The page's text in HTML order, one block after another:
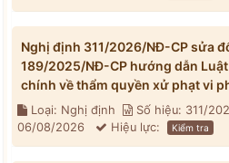
Nghị định 311/2026/NĐ-CP sửa
189/2025/NĐ-CP hướng dẫn
chính về thẩm quyền xử phạt vi
Loại: Nghị định Số hiệu: 311/
06/08/2026
Hiệu lực: Kiểm tra